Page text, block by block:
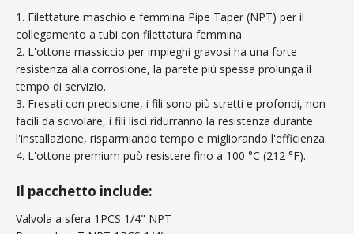
1. Filettature maschio e femmina Pipe Taper (NPT) per il
collegamento a tubi con filettatura femmina
2. L'ottone massiccio per impieghi gravosi ha una forte
resistenza alla corrosione, la parete più spessa prolunga il
tempo di servizio.
3. Fresati con precisione, i fili sono più stretti e profondi, non
facili da scivolare, i fili lisci ridurranno la resistenza durante
l'installazione, risparmiando tempo e migliorando l'efficienza.
4. L'ottone premium può resistere fino a 100 °C (212 °F).
Il pacchetto include:
Valvola a sfera 1PCS 1/4" NPT